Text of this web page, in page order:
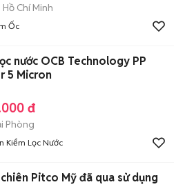
Hồ Chí Minh
Ốc
nước OCB Technology PP
5 Micron
đ
Phòng
Kiểm Lọc Nước
Pitco Mỹ đã qua sử dụng